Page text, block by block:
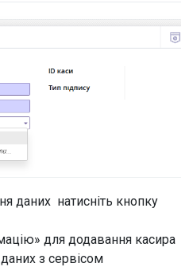
даних натисніть кнопку
для додавання касира
даних з сервісом